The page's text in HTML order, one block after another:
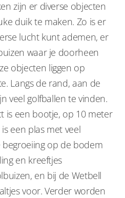
zijn er diverse objecten
duik te maken. Zo is er
lucht kunt ademen, er
waar je doorheen
objecten liggen op
Langs de rand, aan de
veel golfballen te vinden.
is een bootje, op 10 meter
een plas met veel
op de bodem
en kreeftjes
en bij de Wetbell
voor. Verder worden